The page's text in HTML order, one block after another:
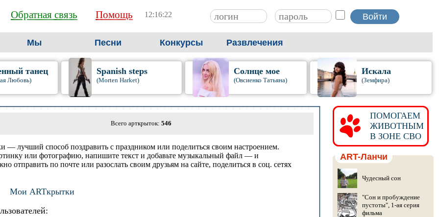
Обратная связь Помощь 12:16:23
Мы Песни Конкурсы Развлечения
танец
Любовь)
Spanish steps
(Morten Harket)
Солнце мое
(Овсиенко Татьяна)
Искала
(Земфира)
Всего арткрыток: 546
лучший способ поздравить с праздником или поделиться своим настроением.
или фотографию, напишите текст и добавьте музыкальный файл — и
отправить по почте или разослать своим друзьям на сайте, поделиться в соц. сетях
Мои ARTкрытки
ПОМОГАЕМ
ЖИВОТНЫМ
В ЗОНЕ СВО
ART-Ланчи
Чудесный сон
"Сон и пробуждение
пустоты", 1-ая серия
фильма